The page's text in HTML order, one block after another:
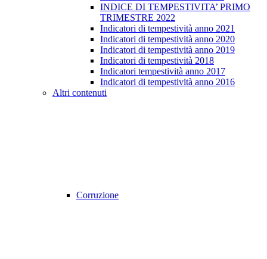
INDICE DI TEMPESTIVITA’ PRIMO
TRIMESTRE 2022
Indicatori di tempestività anno 2021
Indicatori di tempestività anno 2020
Indicatori di tempestività anno 2019
Indicatori di tempestività 2018
Indicatori tempestività anno 2017
Indicatori di tempestività anno 2016
Altri contenuti
Corruzione